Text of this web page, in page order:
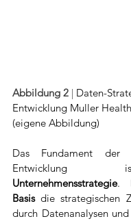
Abbildung 2 | Daten-
Entwicklung Muller
(eigene Abbildung)
Das Fundament der
Unternehmensstrategie
Basis die strategischen
durch Datenanalysen